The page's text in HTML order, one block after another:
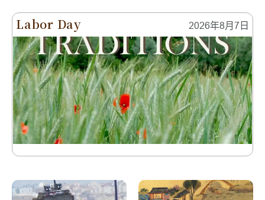
Labor Day 2026年8月7日